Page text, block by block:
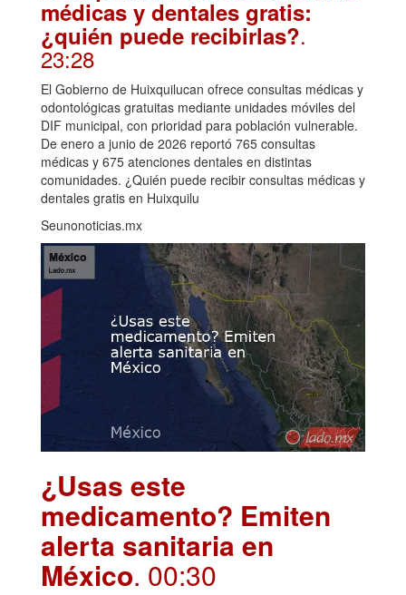
médicas y dentales gratis:
¿quién puede recibirlas?.
23:28
El Gobierno de Huixquilucan ofrece consultas médicas y
odontológicas gratuitas mediante unidades móviles del
DIF municipal, con prioridad para población vulnerable.
De enero a junio de 2026 reportó 765 consultas
médicas y 675 atenciones dentales en distintas
comunidades. ¿Quién puede recibir consultas médicas y
dentales gratis en Huixquilu
Seunonoticias.mx
¿Usas este
medicamento? Emiten
alerta sanitaria en
México. 00:30